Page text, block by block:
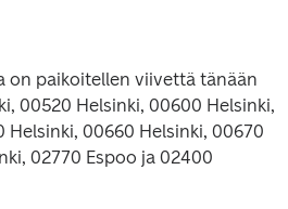
on paikoitellen viivettä tänään
00520 Helsinki, 00600 Helsinki,
Helsinki, 00660 Helsinki, 00670
02770 Espoo ja 02400